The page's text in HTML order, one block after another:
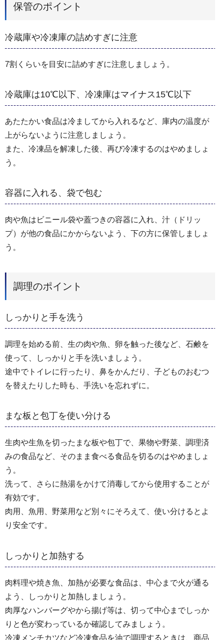
保管のポイント
冷蔵庫や冷凍庫の詰めすぎに注意
7割くらいを目安に詰めすぎに注意しましょう。
冷蔵庫は10℃以下、冷凍庫はマイナス15℃以下
あたたかい食品は冷ましてから入れるなど、庫内の温度が
上がらないように注意しましょう。
また、冷凍品を解凍した後、再び冷凍するのはやめましょ
う。
容器に入れる、袋で包む
肉や魚はビニール袋や蓋つきの容器に入れ、汁（ドリッ
プ）が他の食品にかからないよう、下の方に保管しましょ
う。
調理のポイント
しっかりと手を洗う
調理を始める前、生の肉や魚、卵を触った後など、石鹸を
使って、しっかりと手を洗いましょう。
途中でトイレに行ったり、鼻をかんだり、子どものおむつ
を替えたりした時も、手洗いを忘れずに。
まな板と包丁を使い分ける
生肉や生魚を切ったまな板や包丁で、果物や野菜、調理済
みの食品など、そのまま食べる食品を切るのはやめましょ
う。
洗って、さらに熱湯をかけて消毒してから使用することが
有効です。
肉用、魚用、野菜用など別々にそろえて、使い分けるとよ
り安全です。
しっかりと加熱する
肉料理や焼き魚、加熱が必要な食品は、中心まで火が通る
よう、しっかりと加熱しましょう。
肉厚なハンバーグやから揚げ等は、切って中心までしっか
りと色が変わっているか確認してみましょう。
冷凍メンチカツなど冷凍食品を油で調理するときは、商品